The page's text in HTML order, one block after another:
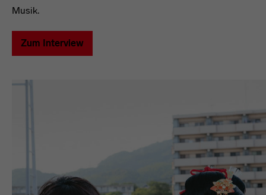
Musik.
Zum Interview